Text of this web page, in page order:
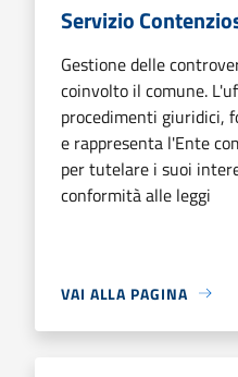
Servizio
Gestione delle
coinvolto il comune.
procedimenti giuridici,
e rappresenta l'Ente
per tutelare i suoi
conformità alle leggi
VAI ALLA PAGINA